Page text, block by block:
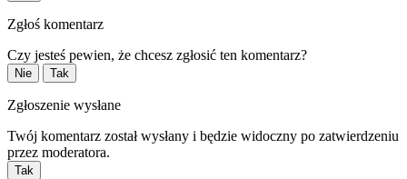
Zgłoś komentarz
Czy jesteś pewien, że chcesz zgłosić ten komentarz?
Nie Tak
Zgłoszenie wysłane
Twój komentarz został wysłany i będzie widoczny po zatwierdzeniu
przez moderatora.
Tak